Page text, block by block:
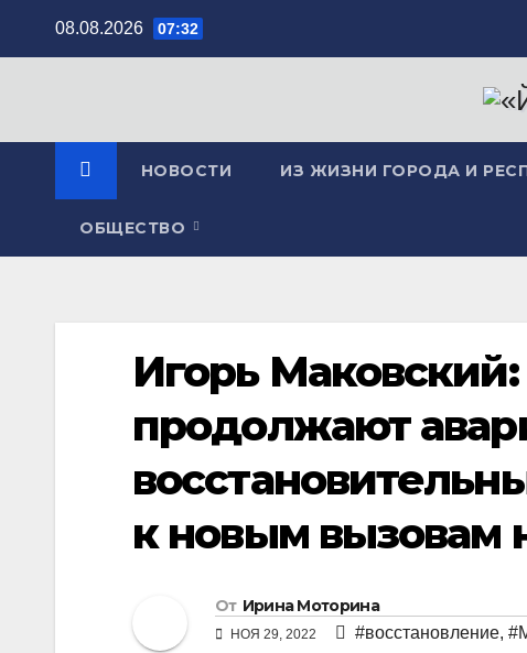
08.08.2026 07:32
НОВОСТИ ИЗ ЖИЗНИ ГОРОДА И
ОБЩЕСТВО
Игорь
продолжают
к новым вызовам
От Ирина Моторина
НОЯ 29, 2022 #восстановление,